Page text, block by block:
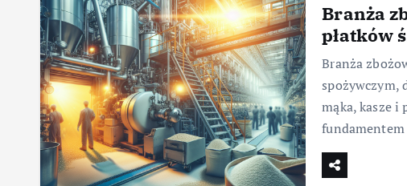
Branża
płatków
Branża
spożywczym,
mąka, kasze i